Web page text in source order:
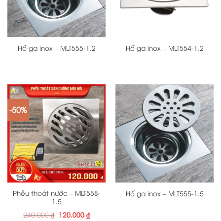
Hố ga inox – MLT555-1.2 Hố ga inox – MLT554-1.2
-50%
Phễu thoát nước – MLT558-
1.5
240.000₫ Giá
120.000 ₫Giá
Hố ga inox – MLT555-1.5